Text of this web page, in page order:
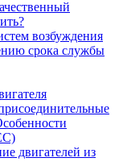
возбуждения
срока службы
двигателей из